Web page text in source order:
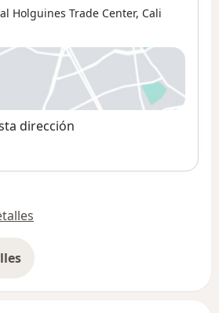
Holguines Trade Center, Cali
una nueva pestaña
dirección